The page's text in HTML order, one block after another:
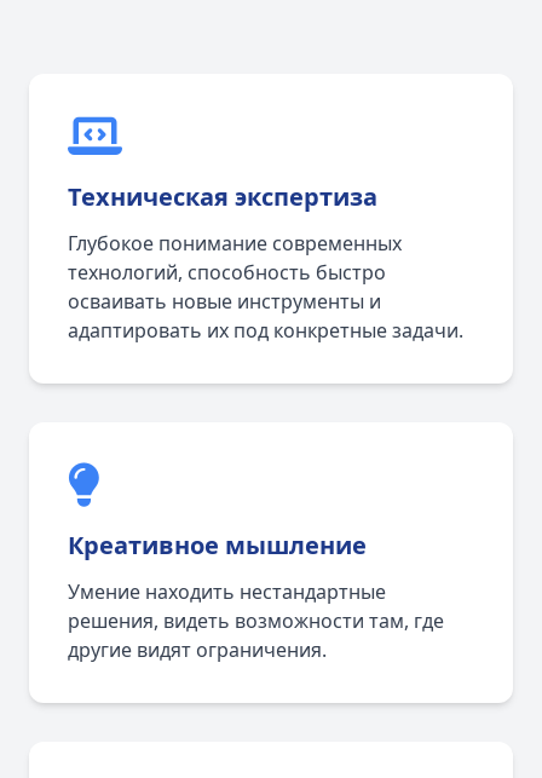
Техническая экспертиза
Глубокое понимание современных
технологий, способность быстро
осваивать новые инструменты и
адаптировать их под конкретные задачи.
Креативное мышление
Умение находить нестандартные
решения, видеть возможности там, где
другие видят ограничения.